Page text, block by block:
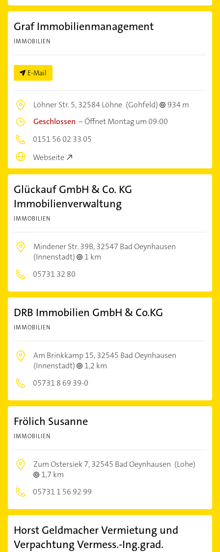
Graf Immobilienmanagement
IMMOBILIEN
E-Mail
Löhner Str. 5,32584 Löhne (Gohfeld)
934 m
Geschlossen –Öffnet Montag um 09:00
0151 56 02 33 05
Webseite
Glückauf GmbH & Co. KG
Immobilienverwaltung
IMMOBILIEN
Mindener Str. 39B,32547 Bad Oeynhausen
(Innenstadt)
1 km
05731 32 80
DRB Immobilien GmbH & Co.KG
IMMOBILIEN
Am Brinkkamp 15,32545 Bad Oeynhausen
(Innenstadt)
1,2 km
05731 8 69 39-0
Frölich Susanne
IMMOBILIEN
Zum Ostersiek 7,32545 Bad Oeynhausen (Lohe)
1,7 km
05731 1 56 92 99
Horst Geldmacher Vermietung und
Verpachtung Vermess.-Ing.grad.